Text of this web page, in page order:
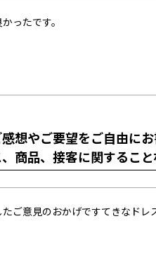
ったです。
想やご要望をご自由にお
商品、接客に関すること
ご意見のおかげですてきなドレ